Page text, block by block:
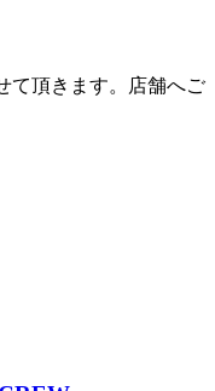
て頂きます。店舗へご